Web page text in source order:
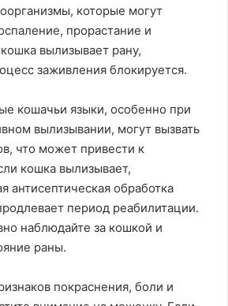
которые могут
прорастание и
вылизывает рану,
заживления блокируется.
кошачьи языки, особенно при
вылизывании, могут вызвать
что может привести к
кошка вылизывает,
антисептическая обработка
период реабилитации.
наблюдайте за кошкой и
раны.
покраснения, боли и